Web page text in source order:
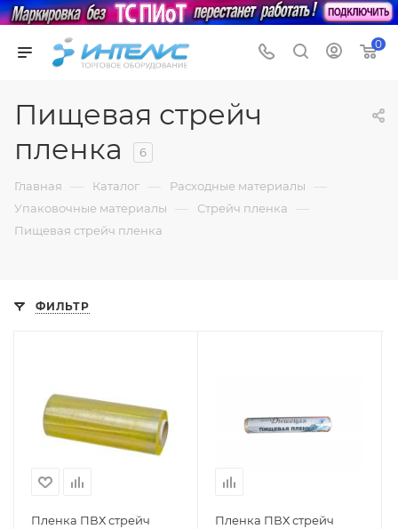
0
Пищевая стрейч
пленка
6
Главная — Каталог — Расходные материалы —
Упаковочные материалы — Стрейч пленка —
Пищевая стрейч пленка
ФИЛЬТР
Пленка ПВХ стрейч
Пленка ПВХ стрейч